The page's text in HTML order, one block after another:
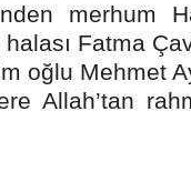
merhum
Fatma
oğlu Mehmet
Allah’tan